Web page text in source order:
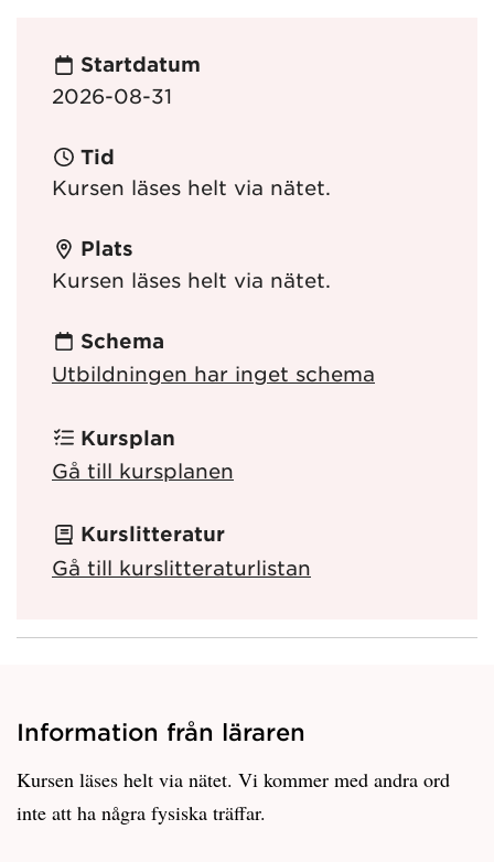
Startdatum
2026-08-31
Tid
Kursen läses helt via nätet.
Plats
Kursen läses helt via nätet.
Schema
Utbildningen har inget schema
Kursplan
Gå till kursplanen
Kurslitteratur
Gå till kurslitteraturlistan
Information från läraren
Kursen läses helt via nätet. Vi kommer med andra ord
inte att ha några fysiska träffar.